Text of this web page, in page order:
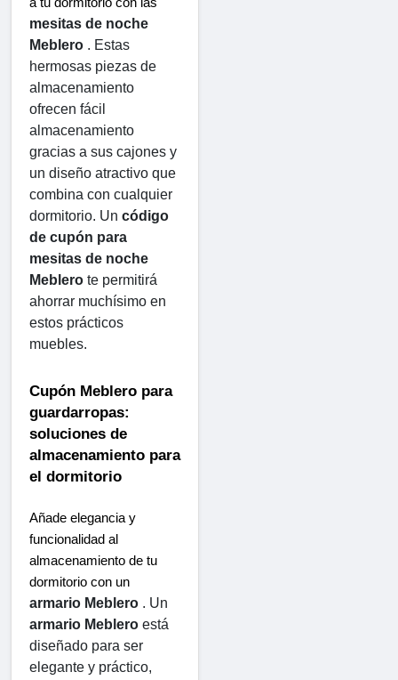
mesitas de noche
Meblero . Estas
hermosas piezas de
almacenamiento
ofrecen fácil
almacenamiento
gracias a sus cajones y
un diseño atractivo que
combina con cualquier
dormitorio. Un código
de cupón para
mesitas de noche
Meblero te permitirá
ahorrar muchísimo en
estos prácticos
muebles.
Cupón Meblero para
guardarropas:
soluciones de
almacenamiento para
el dormitorio
Añade elegancia y
funcionalidad al
almacenamiento de tu
armario Meblero
armario Meblero está
diseñado para ser
elegante y práctico,